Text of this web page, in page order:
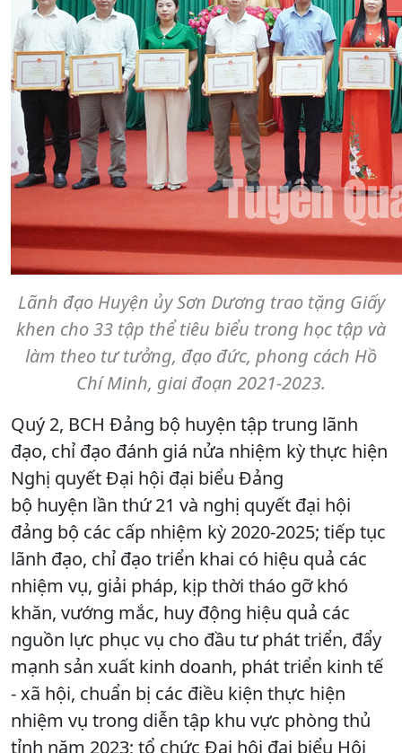
Lãnh đạo Huyện ủy Sơn Dương trao tặng Giấy
khen cho 33 tập thể tiêu biểu trong học tập và
làm theo tư tưởng, đạo đức, phong cách Hồ
Chí Minh, giai đoạn 2021-2023.
Quý 2, BCH Đảng bộ huyện tập trung lãnh
đạo, chỉ đạo đánh giá nửa nhiệm kỳ thực hiện
Nghị quyết Đại hội đại biểu Đảng
bộ huyện lần thứ 21 và nghị quyết đại hội
đảng bộ các cấp nhiệm kỳ 2020-2025; tiếp tục
lãnh đạo, chỉ đạo triển khai có hiệu quả các
nhiệm vụ, giải pháp, kịp thời tháo gỡ khó
khăn, vướng mắc, huy động hiệu quả các
nguồn lực phục vụ cho đầu tư phát triển, đẩy
mạnh sản xuất kinh doanh, phát triển kinh tế
- xã hội, chuẩn bị các điều kiện thực hiện
nhiệm vụ trong diễn tập khu vực phòng thủ
tỉnh năm 2023; tổ chức Đại hội đại biểu Hội